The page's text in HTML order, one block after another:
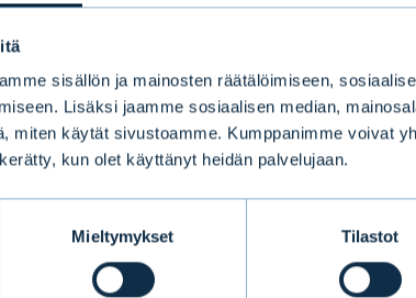
sisällön ja mainosten räätälöimiseen,
Lisäksi jaamme sosiaalisen median,
miten käytät sivustoamme. Kumppanimme voivat
kun olet käyttänyt heidän palvelujaan.
Mieltymykset Tilastot
strategia. Lopputuloksena syntyi
toimiva Evli Impact Forest
,
jo yli 70 miljoonan dollarin arvosta
tuottopotentiaali